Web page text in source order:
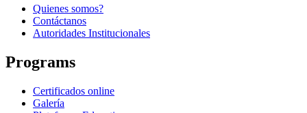
Quienes somos?
Contáctanos
Autoridades Institucionales
Programs
Certificados online
Galería